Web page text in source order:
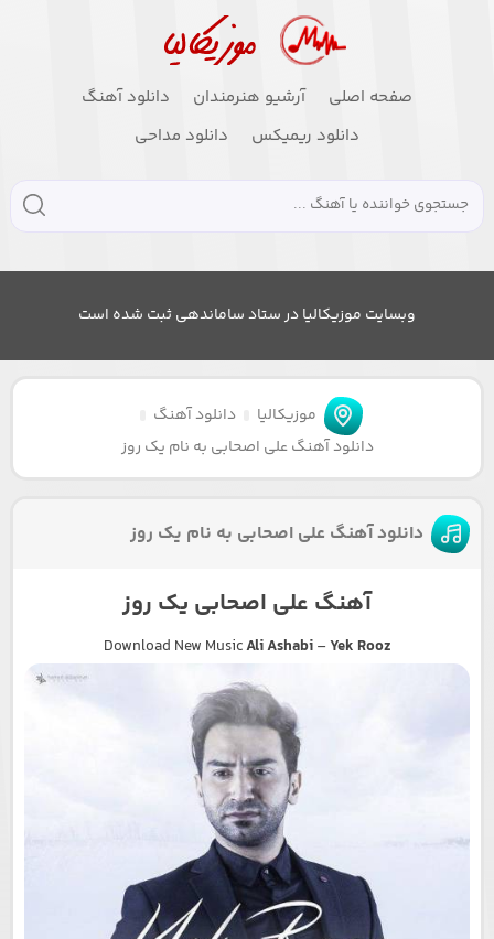
صفحه اصلی آرشیو هنرمندان
دانلود آهنگ
دانلود ریمیکس
دانلود مداحی
وبسایت موزیکالیا در ستاد ساماندهی ثبت شده است
موزیکالیا
دانلود آهنگ
دانلود آهنگ علی اصحابی به نام یک روز
دانلود آهنگ علی اصحابی به نام یک روز
آهنگ علی اصحابی یک روز
Download New MusicAli Ashabi–Yek Rooz